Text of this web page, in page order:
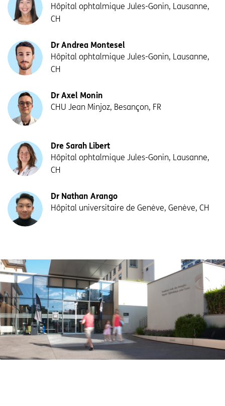
Hôpital ophtalmique Jules-Gonin, Lausanne,
CH
Dr Andrea Montesel
Hôpital ophtalmique Jules-Gonin, Lausanne,
CH
Dr Axel Monin
CHU Jean Minjoz, Besançon, FR
Dre Sarah Libert
Hôpital ophtalmique Jules-Gonin, Lausanne,
CH
Dr Nathan Arango
Hôpital universitaire de Genève, Genève, CH